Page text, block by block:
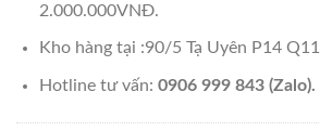
2.000.000VNĐ.
Kho hàng tại :90/5 Tạ Uyên P14 Q11
Hotline tư vấn: 0906 999 843 (Zalo).